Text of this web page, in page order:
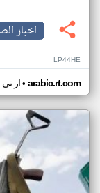
اخبار
LP44HE
ار• arabic.rt.com